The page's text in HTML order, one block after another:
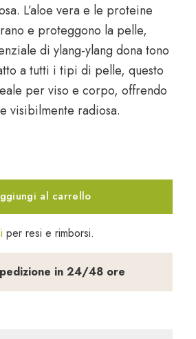
L’aloe vera e le proteine
e proteggono la pelle,
di ylang-ylang dona tono
a tutti i tipi di pelle, questo
per viso e corpo, offrendo
visibilmente radiosa.
al carrello
per resi e rimborsi.
in 24/48 ore